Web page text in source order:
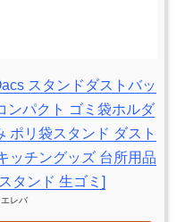
スタンドダストバッ
ンパクト ゴミ袋ホルダ
ポリ袋スタンド ダスト
ッチングッズ 台所用品
タンド 生ゴミ]
エレバ